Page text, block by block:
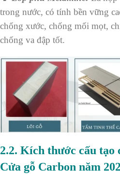
trong nước, có tính bền vững
chống xước, chống mối mọt,
chống va đập tốt.
2.2. Kích thước cấu tạo
Cửa gỗ Carbon năm